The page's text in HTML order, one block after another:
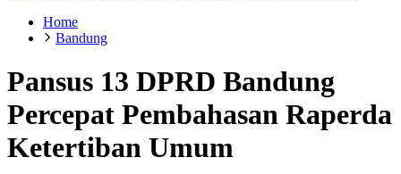
Home
Bandung
Pansus 13 DPRD Bandung
Percepat Pembahasan Raperda
Ketertiban Umum